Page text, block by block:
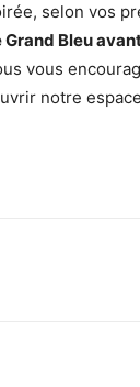
selon vos
Bleu
vous
notre